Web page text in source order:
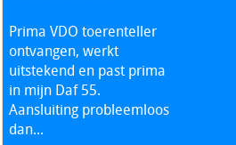
Prima VDO toerenteller
ontvangen, werkt
uitstekend en past prima
in mijn Daf 55.
Aansluiting probleemloos
dan...